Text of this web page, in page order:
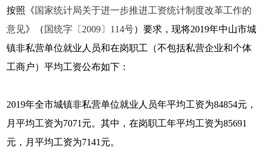
按照《国家统计局关于进一步推进工资统计制度改革工作的
意见》（ 国统字〔2009〕114号）要求，现将2019年中山市城
镇非私营单位就业人员和在岗职工（不包括私营企业和个体
工商户）平均工资公布如下：
2019年全市城镇非私营单位就业人员年平均工资为84854元，
月平均工资为7071元。其中，在岗职工年平均工资为85691
元，月平均工资为7141元。